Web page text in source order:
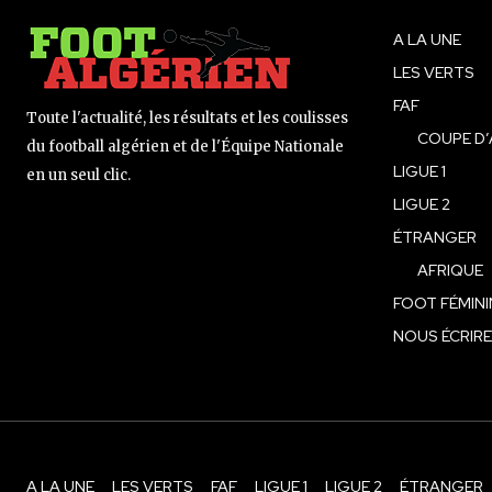
Toute l'actualité, les résultats et les coulisses
du football algérien et de l'Équipe Nationale
en un seul clic.
A LA UNE
LES VERTS
FAF
COUPE
LIGUE 1
LIGUE 2
ÉTRANGER
AFRIQUE
FOOT
NOUS ÉCRIRE
A LA UNE LES VERTS FAF LIGUE 1 LIGUE 2 ÉTRANGER